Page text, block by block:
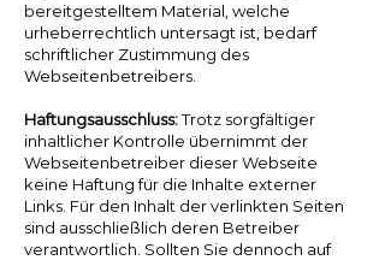
bereitgestelltem Material, welche
urheberrechtlich untersagt ist, bedarf
schriftlicher Zustimmung des
Webseitenbetreibers.
Haftungsausschluss:Trotz sorgfältiger
inhaltlicher Kontrolle übernimmt der
Webseitenbetreiber dieser Webseite
keine Haftung für die Inhalte externer
Links. Für den Inhalt der verlinkten Seiten
sind ausschließlich deren Betreiber
verantwortlich. Sollten Sie dennoch auf